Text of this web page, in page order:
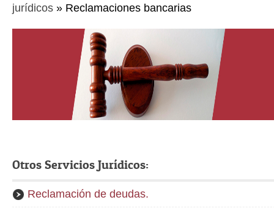
jurídicos » Reclamaciones bancarias
Otros Servicios Jurídicos:
Reclamación de deudas.